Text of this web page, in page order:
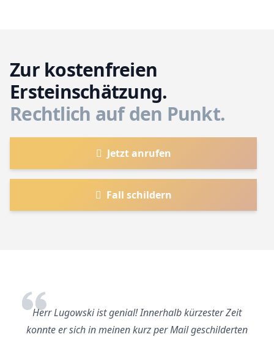
Herr Lugowski ist genial! Innerhalb kürzester Zeit
konnte er sich in meinen kurz per Mail geschilderten
Zur kostenfreien
Ersteinschätzung.
Rechtlich auf den Punkt.
Jetzt anrufen
Fall schildern